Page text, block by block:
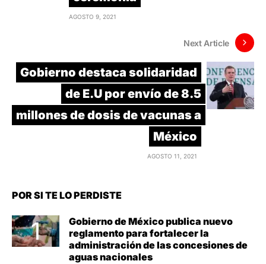
AGOSTO 9, 2021
Next Article
Gobierno destaca solidaridad
de E.U por envío de 8.5
millones de dosis de vacunas a
México
AGOSTO 11, 2021
POR SI TE LO PERDISTE
Gobierno de México publica nuevo
reglamento para fortalecer la
administración de las concesiones de
aguas nacionales